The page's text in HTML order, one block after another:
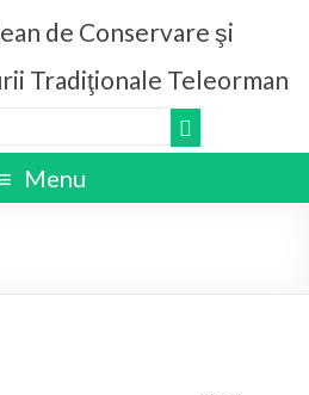
de Conservare şi
Tradiţionale Teleorman
Menu